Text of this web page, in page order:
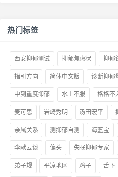
热门标签
西安抑郁测试 抑郁焦虑状 抑郁
指引方向 简体中文版 诊断抑郁
中到重度抑郁 水土不服 格格不
麦可思 岩崎秀明 汤田宏平
亲属关系 测抑郁自测 海蓝宝
李献云谈 偏头 失眠抑郁专家
弟子规 平凉地区 鸡子 舌下